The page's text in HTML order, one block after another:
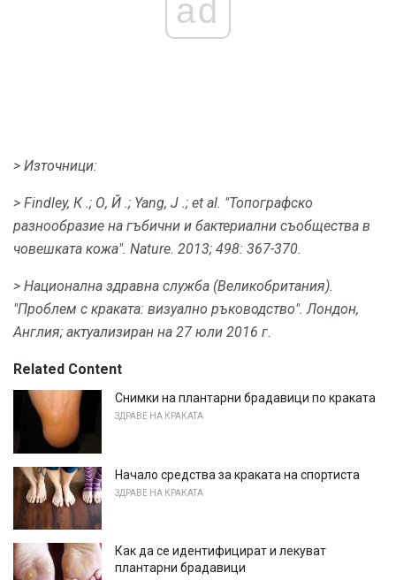
ad
> Източници:
> Findley, К .; О, Й .; Yang, J .; et al. "Топографско
разнообразие на гъбични и бактериални съобщества в
човешката кожа". Nature. 2013; 498: 367-370.
> Национална здравна служба (Великобритания).
"Проблем с краката: визуално ръководство". Лондон,
Англия; актуализиран на 27 юли 2016 г.
Related Content
Снимки на плантарни брадавици по краката
ЗДРАВЕ НА КРАКАТА
Начало средства за краката на спортиста
ЗДРАВЕ НА КРАКАТА
Как да се идентифицират и лекуват
плантарни брадавици